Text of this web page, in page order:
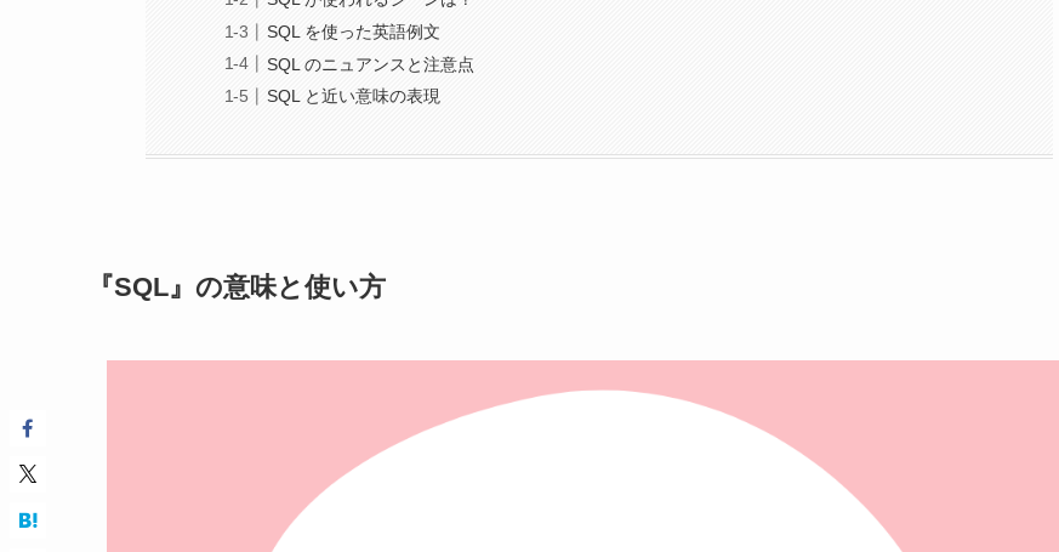
SQL を使った英語例文
SQL のニュアンスと注意点
SQL と近い意味の表現
『SQL』の意味と使い方